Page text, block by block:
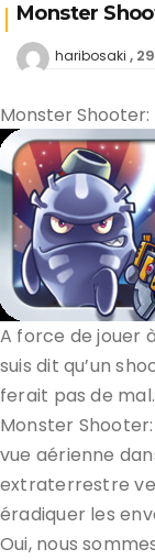
Monster
haribosaki
Monster Shooter:
A force de jouer
suis dit qu’un
ferait pas de
Monster
vue aérienne
extraterrestre
éradiquer les
Oui, nous